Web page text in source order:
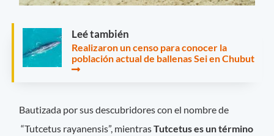
Leé también
Realizaron un censo para conocer la
población actual de ballenas Sei en Chubut
Bautizada por sus descubridores con el nombre de
“Tutcetus rayanensis”, mientrasTutcetuses un término